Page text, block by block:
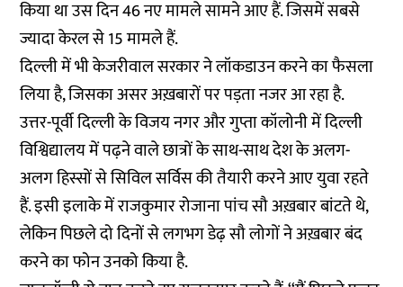
किया था उस दिन 46 नए मामले सामने आए हैं. जिसमें सबसे
ज्यादा केरल से 15 मामले हैं.
दिल्ली में भी केजरीवाल सरकार ने लॉकडाउन करने का फैसला
लिया है, जिसका असर अख़बारों पर पड़ता नजर आ रहा है.
उत्तर-पूर्वी दिल्ली के विजय नगर और गुप्ता कॉलोनी में दिल्ली
विश्विद्यालय में पढ़ने वाले छात्रों के साथ-साथ देश के अलग-
अलग हिस्सों से सिविल सर्विस की तैयारी करने आए युवा रहते
हैं. इसी इलाके में राजकुमार रोजाना पांच सौ अख़बार बांटते थे,
लेकिन पिछले दो दिनों से लगभग डेढ़ सौ लोगों ने अख़बार बंद
करने का फोन उनको किया है.